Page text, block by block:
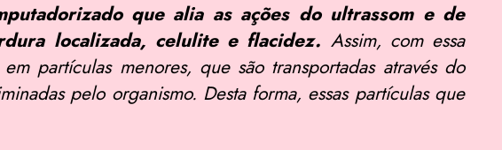
que alia as ações do ultrassom e de
localizada, celulite e flacidez. Assim, com essa
partículas menores, que são transportadas através do
pelo organismo. Desta forma, essas partículas que